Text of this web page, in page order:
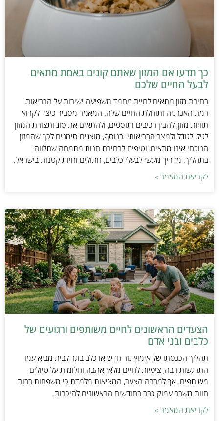
כך תדעו אם המזון שאתם קונים באמת מתאים
לבעל החיים שלכם
בחירת מזון מתאים לחיית מחמד משפיעה ישירות על הבריאות,
רמת האנרגיה ותוחלת החיים שלה. המאמר מסביר כיצד לקרוא
תוויות מזון, להבין רכיבים ותוספים, ולהתאים את סוג ותצורת המזון
לגיל, לגודל ולמצב הבריאותי. בנוסף, מוצגים סימנים לכך שהמזון
הנוכחי אינו מתאים, וטיפים לבחירת חנות מתמחה שתלווה
בתהליך. מדריך מעשי לבעלי כלבים, חתולים וחיות קטנות בישראל.
לקריאת המאמר »
הצעדים הראשונים לחיים משותפים ורגועים של
כלבים ובני אדם
תהליך הכנסתו של אימוץ גור חדש או כלב בוגר לבית מביא עמו
התרגשות רבה, ציפיות לחיים מלאי אהבה וחלומות על טיולים
משותפים. אך למרבה הצער, המציאות מלמדת כי משפחות רבות
חוות משבר עמוק כבר בחודשים הראשונים להיכרות.
לקריאת המאמר »